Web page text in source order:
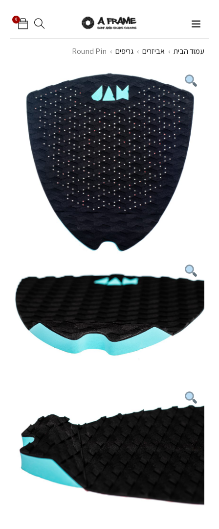
0
עמוד הבית › אביזרים › גריפים ›
Round Pin